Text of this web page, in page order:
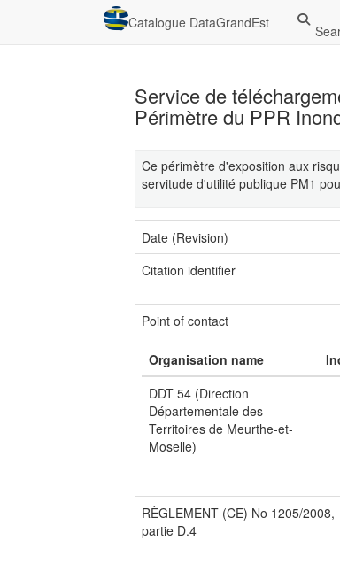
Catalogue DataGrandEst
Service de
Périmètre du PPR
Ce périmètre d'exposition aux
servitude d'utilité publique PM1
Date (Revision)
Citation identifier
Point of contact
Organisation name
DDT 54 (Direction
Départementale des
Territoires de Meurthe-et-
Moselle)
RÈGLEMENT (CE) No 1205/2008,
partie D.4